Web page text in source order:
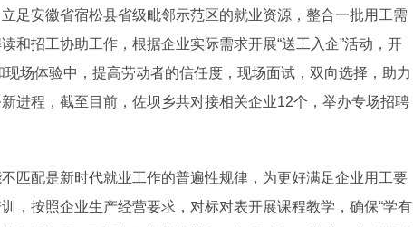
安徽省宿松县省级毗邻示范区的就业资源，整合一批用工需
和招工协助工作，根据企业实际需求开展“送工入企”活动，开
现场体验中，提高劳动者的信任度，现场面试，双向选择，助力
进程，截至目前，佐坝乡共对接相关企业12个，举办专场招聘
配是新时代就业工作的普遍性规律，为更好满足企业用工要
，按照企业生产经营要求，对标对表开展课程教学，确保“学有